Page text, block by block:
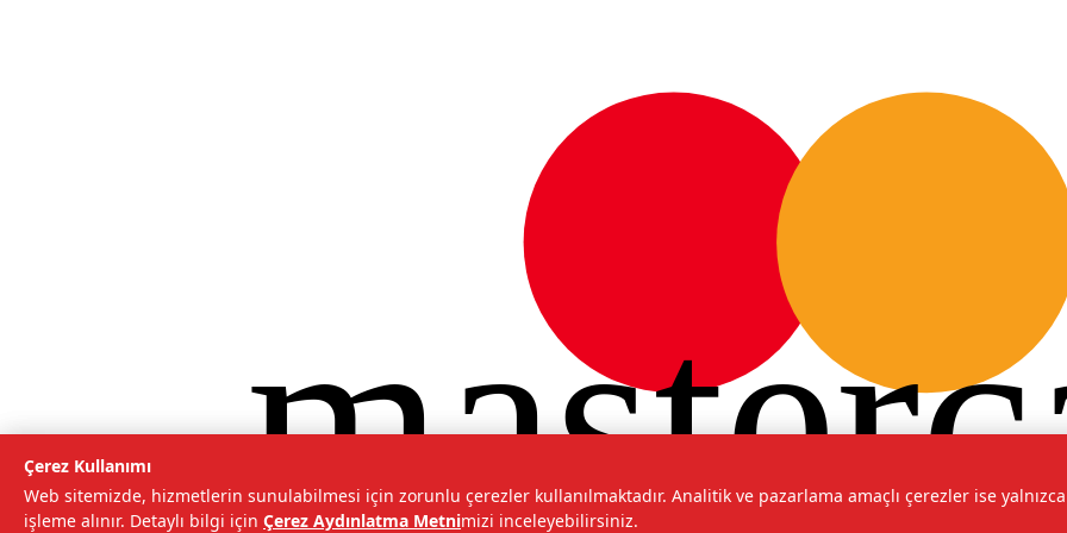
©2026Tarımcom Tarım ve Teknoloji A.Ş. Tüm hakları saklıdır.